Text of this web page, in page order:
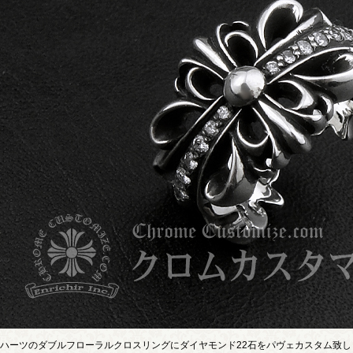
ーツのダブルフローラルクロスリングにダイヤモンド22石をパヴェカスタム致